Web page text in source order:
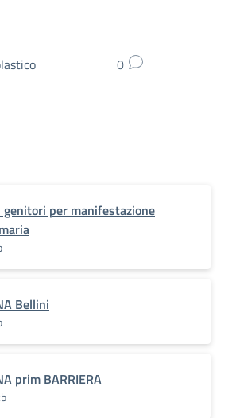
0
genitori per manifestazione
Bellini
prim BARRIERA